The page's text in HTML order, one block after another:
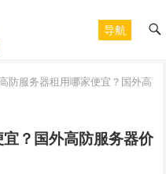
导航
防服务器租用哪家便宜？国外高
？国外高防服务器价